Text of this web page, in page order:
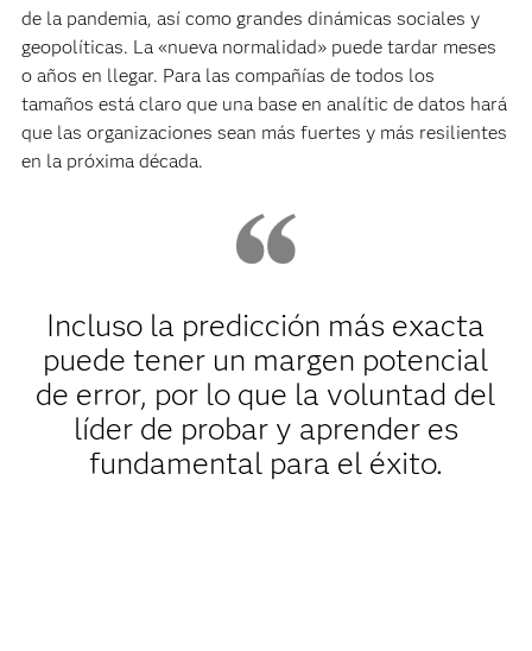
de la pandemia, así como grandes dinámicas sociales y
geopolíticas. La «nueva normalidad» puede tardar meses
o años en llegar. Para las compañías de todos los
tamaños está claro que una base en analític de datos hará
que las organizaciones sean más fuertes y más resilientes
en la próxima década.
Incluso la predicción más exacta
puede tener un margen potencial
de error, por lo que la voluntad del
líder de probar y aprender es
fundamental para el éxito.